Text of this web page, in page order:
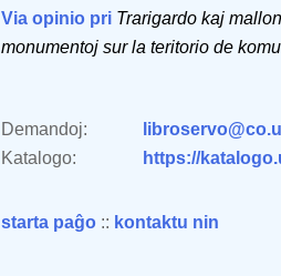
Via opinio pri Trarigardo kaj
monumentoj sur la teritorio de
Demandoj:
Katalogo:
https://
starta paĝo :: kontaktu nin